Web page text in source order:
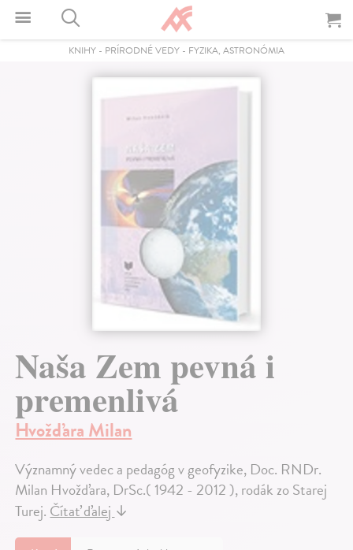
KNIHY - PRÍRODNÉ VEDY - FYZIKA, ASTRONÓMIA
Naša Zem pevná i
premenlivá
Hvožďara Milan
Významný vedec a pedagóg v geofyzike, Doc. RNDr.
Milan Hvožďara, DrSc.( 1942 - 2012 ), rodák zo Starej
Turej. Čítať ďalej ↓